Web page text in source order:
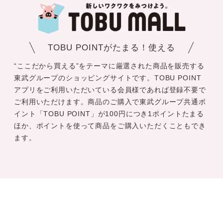
TOBU POINTがたまる！使える
“ここだから買える”をテーマに厳選された商品を販売する
東武グループのショッピングサイトです。TOBU POINT
アプリをご利用いただいている会員様であれば登録不要で
ご利用いただけます。商品のご購入で東武グループ共通ポ
イント「TOBU POINT」が100円につき1ポイントたまる
ほか、ポイントを使って商品をご購入いただくこともでき
ます。